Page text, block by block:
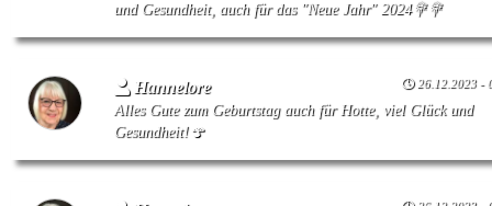
und Gesundheit, auch für das "Neue Jahr" 2024💐💐
Hannelore 26.12.2023 -
Alles Gute zum Geburtstag auch für Hotte, viel Glück und
Gesundheit!🍄